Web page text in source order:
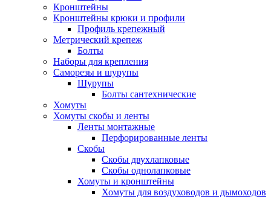
Кронштейны
Кронштейны крюки и профили
Профиль крепежный
Метрический крепеж
Болты
Наборы для крепления
Саморезы и шурупы
Шурупы
Болты сантехнические
Хомуты
Хомуты скобы и ленты
Ленты монтажные
Перфорированные ленты
Скобы
Скобы двухлапковые
Скобы однолапковые
Хомуты и кронштейны
Хомуты для воздуховодов и дымоходов